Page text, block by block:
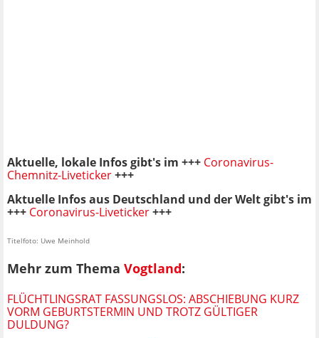
Aktuelle, lokale Infos gibt's im +++ Coronavirus-
Chemnitz-Liveticker+++
Aktuelle Infos aus Deutschland und der Welt gibt's im
+++ Coronavirus-Liveticker+++
Titelfoto: Uwe Meinhold
Mehr zum Thema Vogtland:
FLÜCHTLINGSRAT FASSUNGSLOS: ABSCHIEBUNG KURZ
VORM GEBURTSTERMIN UND TROTZ GÜLTIGER
DULDUNG?